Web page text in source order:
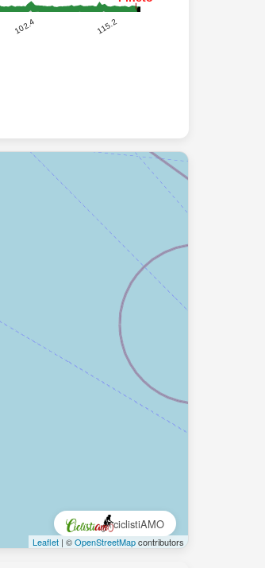
102.4 115.2
ciclistiAMO
Leaflet | ©OpenStreetMapcontributors